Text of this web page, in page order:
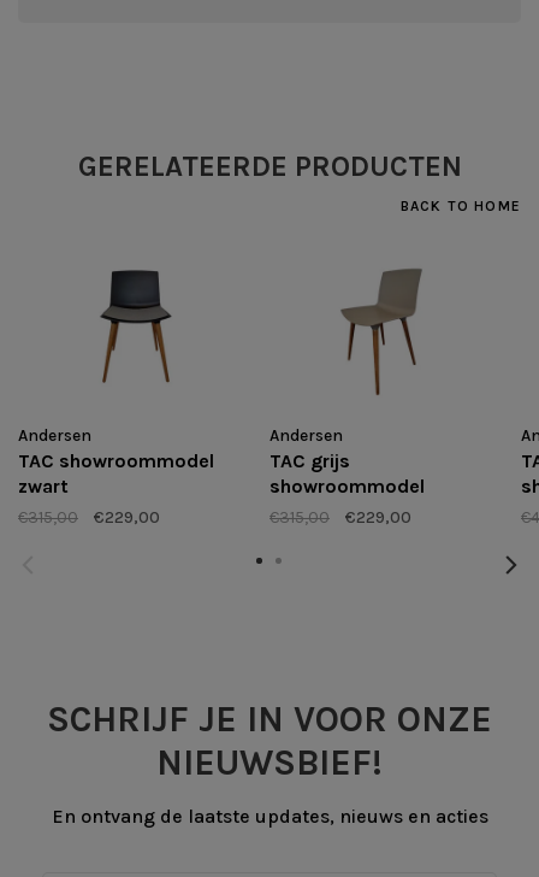
GERELATEERDE PRODUCTEN
BACK TO HOME
Andersen
TAC showroommodel
zwart
€315,00 €229,00
Andersen
TAC grijs
showroommodel
€315,00 €229,00
SCHRIJF JE IN VOOR ONZE
NIEUWSBIEF!
En ontvang de laatste updates, nieuws en acties